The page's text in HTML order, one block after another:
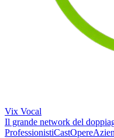
Vix Vocal
Il grande network del
ProfessionistiCastOpere